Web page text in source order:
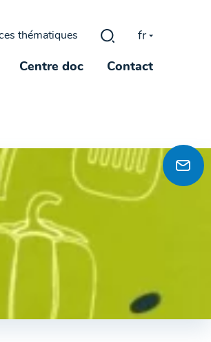
thématiques Rechercher :
fr
Centre doc Contact